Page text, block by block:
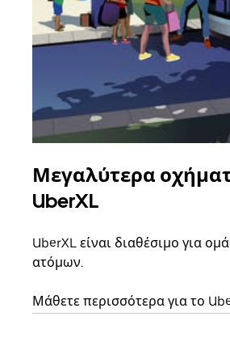
Μεγαλύτερα
UberXL
UberXL είναι διαθέσιμο για
ατόμων.
Μάθετε περισσότερα για το